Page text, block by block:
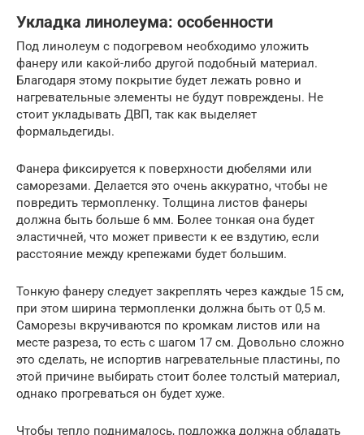
Укладка линолеума: особенности
Под линолеум с подогревом необходимо уложить
фанеру или какой-либо другой подобный материал.
Благодаря этому покрытие будет лежать ровно и
нагревательные элементы не будут повреждены. Не
стоит укладывать ДВП, так как выделяет
формальдегиды.
Фанера фиксируется к поверхности дюбелями или
саморезами. Делается это очень аккуратно, чтобы не
повредить термопленку. Толщина листов фанеры
должна быть больше 6 мм. Более тонкая она будет
эластичней, что может привести к ее вздутию, если
расстояние между крепежами будет большим.
Тонкую фанеру следует закреплять через каждые 15 см,
при этом ширина термопленки должна быть от 0,5 м.
Саморезы вкручиваются по кромкам листов или на
месте разреза, то есть с шагом 17 см. Довольно сложно
это сделать, не испортив нагревательные пластины, по
этой причине выбирать стоит более толстый материал,
однако прогреваться он будет хуже.
Чтобы тепло поднималось, подложка должна обладать